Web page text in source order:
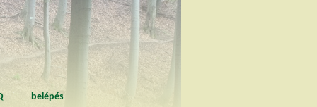
belépés